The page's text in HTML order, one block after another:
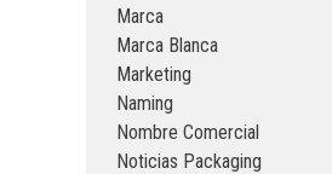
Marca
Marca Blanca
Marketing
Naming
Nombre Comercial
Noticias Packaging